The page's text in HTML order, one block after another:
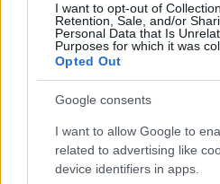
I want to opt-out of
Retention, Sale, and/or
Personal Data that Is
Purposes for which it was
Opted Out
Google consents
I want to allow Google to
related to advertising like
device identifiers in apps.
MotoGP
A riválisok újabban
Egyvalaki számára
Dányi Gyöngyi